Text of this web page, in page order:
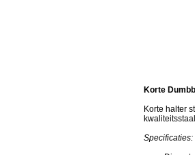
Korte
Korte halter
Specificaties: